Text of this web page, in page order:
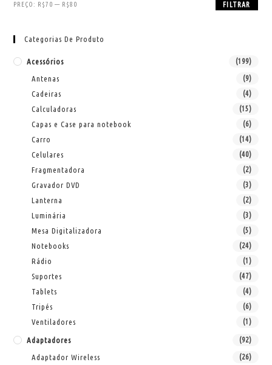
FILTRAR
PREÇO: R$70 — R$80
Categorias De Produto
Acessórios (199)
Antenas (9)
Cadeiras (4)
Calculadoras (15)
Capas e Case para notebook (6)
Carro (14)
Celulares (40)
Fragmentadora (2)
Gravador DVD (3)
Lanterna (2)
Luminária (3)
Mesa Digitalizadora (5)
Notebooks (24)
Rádio (1)
Suportes (47)
Tablets (4)
Tripés (6)
Ventiladores (1)
Adaptadores (92)
Adaptador Wireless (26)